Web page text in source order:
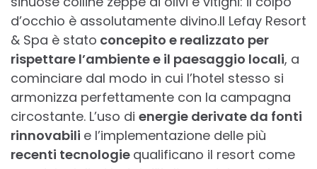
d’occhio è assolutamente divino.Il Lefay Resort
& Spa è stato concepito e realizzato per
rispettare l’ambiente e il paesaggio locali, a
cominciare dal modo in cui l’hotel stesso si
armonizza perfettamente con la campagna
circostante. L’uso di energie derivate da fonti
rinnovabili e l’implementazione delle più
recenti tecnologie qualificano il resort come